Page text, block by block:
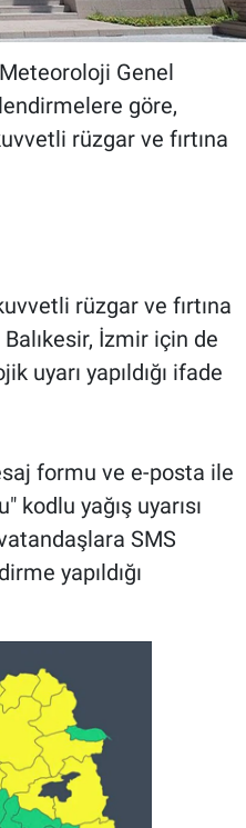
Meteoroloji Genel
göre,
rüzgar ve fırtına
rüzgar ve fırtına
İzmir için de
uyarı yapıldığı ifade
formu ve e-posta ile
kodlu yağış uyarısı
SMS
yapıldığı